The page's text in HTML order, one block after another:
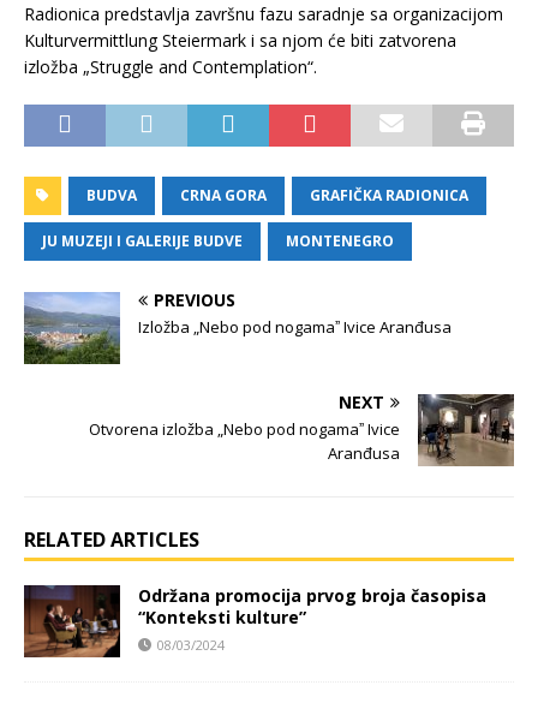
Radionica predstavlja završnu fazu saradnje sa organizacijom
Kulturvermittlung Steiermark i sa njom će biti zatvorena
izložba „Struggle and Contemplation“.
BUDVA CRNA GORA GRAFIČKA RADIONICA
JU MUZEJI I GALERIJE BUDVE MONTENEGRO
PREVIOUS
Izložba „Nebo pod nogamaˮ Ivice Aranđusa
NEXT
Otvorena izložba „Nebo pod nogamaˮ Ivice
Aranđusa
RELATED ARTICLES
Održana promocija prvog broja časopisa
“Konteksti kulture”
08/03/2024